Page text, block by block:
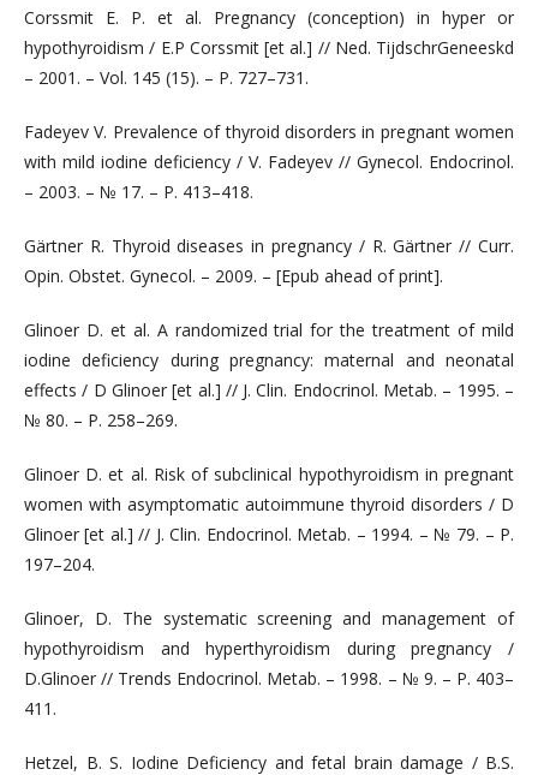
Corssmit E. P. et al. Pregnancy (conception) in hyper or
hypothyroidism / E.P Corssmit [et al.] // Ned. TijdschrGeneeskd
– 2001. – Vol. 145 (15). – P. 727–731.
Fadeyev V. Prevalence of thyroid disorders in pregnant women
with mild iodine deficiency / V. Fadeyev // Gynecol. Endocrinol.
– 2003. – № 17. – Р. 413–418.
Gärtner R. Thyroid diseases in pregnancy / R. Gärtner // Curr.
Opin. Obstet. Gynecol. – 2009. – [Epub ahead of print].
Glinoer D. et al. A randomized trial for the treatment of mild
iodine deficiency during pregnancy: maternal and neonatal
effects / D Glinoer [et al.] // J. Clin. Endocrinol. Metab. – 1995. –
№ 80. – Р. 258–269.
Glinoer D. et al. Risk of subclinical hypothyroidism in pregnant
women with asymptomatic autoimmune thyroid disorders / D
Glinoer [et al.] // J. Clin. Endocrinol. Metab. – 1994. – № 79. – Р.
197–204.
Glinoer, D. The systematic screening and management of
hypothyroidism and hyperthyroidism during pregnancy /
D.Glinoer // Trends Endocrinol. Metab. – 1998. – № 9. – Р. 403–
411.
Hetzel, B. S. Iodine Deficiency and fetal brain damage / B.S.